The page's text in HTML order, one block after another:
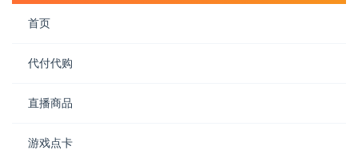
首页
代付代购
直播商品
游戏点卡